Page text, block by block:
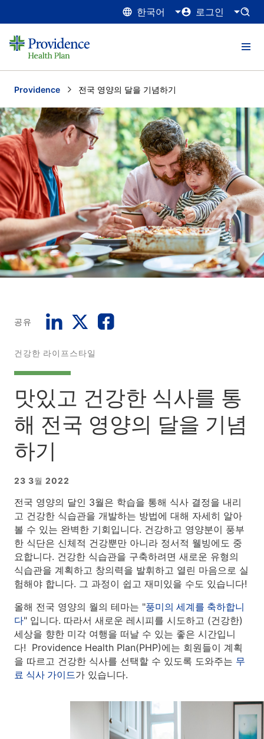
한국어 로그인
Providence Current:
전국 영양의 달을 기념하기
공유
건강한 라이프스타일
맛있고 건강한 식사를 통
해 전국 영양의 달을 기념
하기
23 3월 2022
전국 영양의 달인 3월은 학습을 통해 식사 결정을 내리
고 건강한 식습관을 개발하는 방법에 대해 자세히 알아
볼 수 있는 완벽한 기회입니다. 건강하고 영양분이 풍부
한 식단은 신체적 건강뿐만 아니라 정서적 웰빙에도 중
요합니다. 건강한 식습관을 구축하려면 새로운 유형의
식습관을 계획하고 창의력을 발휘하고 열린 마음으로 실
험해야 합니다. 그 과정이 쉽고 재미있을 수도 있습니다!
올해 전국 영양의 월의 테마는 "풍미의 세계를 축하합니
다" 입니다. 따라서 새로운 레시피를 시도하고 (건강한)
세상을 향한 미각 여행을 떠날 수 있는 좋은 시간입니
다! Providence Health Plan(PHP)에는 회원들이 계획
을 따르고 건강한 식사를 선택할 수 있도록 도와주는 무
료 식사 가이드가 있습니다.